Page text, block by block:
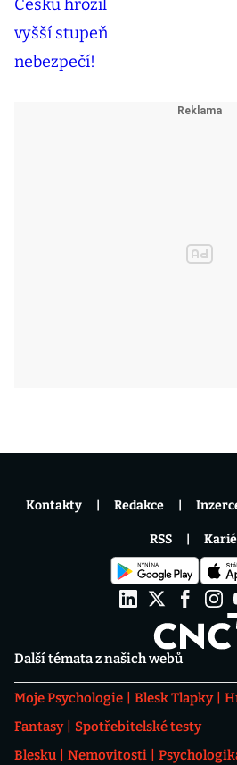
Další témata z našich webů
Moje Psychologie Blesk Tlapky
Fantasy
Spotřebitelské testy
Blesku
Nemovitosti
Kontakty Redakce
RSS